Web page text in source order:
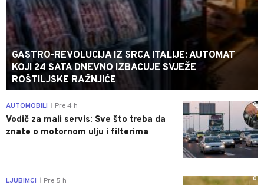
GASTRO-REVOLUCIJA IZ SRCA ITALIJE: AUTOMAT
KOJI 24 SATA DNEVNO IZBACUJE SVJEŽE
ROŠTILJSKE RAŽNJIĆE
0
AUTOMOBILI Pre 4 h
Vodič za mali servis: Sve što treba da
znate o motornom ulju i filterima
0
LJUBIMCI Pre 5 h